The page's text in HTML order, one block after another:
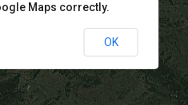
Maps correctly.
OK